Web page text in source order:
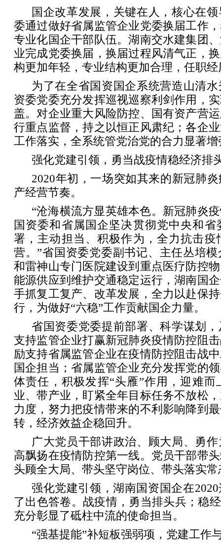
国企改革发展，关键在人，核心在
委通过做好省属监管企业党委换届工作
专业化国企干部队伍。湖南交水建集团
业完成党委换届，换届过程风清气正，
构更加年轻，专业结构更加合理，任职
为了在全省国资国企系统营造山清
资委党委充分发挥巡视巡察利剑作用，
盖。对企业重大风险防控、国有资产营
行重点监督，持之以恒正风肃纪；各企
工作落实，全系统管党治党的合力显著增
强化党建引领，勇当战疫情稳经济排
2020年初，一场突如其来的新冠肺
产经营节奏。
“沧海横流方显英雄本色。新冠肺炎
国资委和省属国企坚决贯彻党中央和
署，主动担当、积极作为，全力抗击疫
营。”省国资委党委副书记、主任丛培
和雷神山专门医院建设到重点医疗防控
能源供应到维护交通稳定运行，湖南国
手抓复工复产、改革发展，全力以赴保
行，为做好“六稳”工作贡献国企力量。
省国资委党委提前部署、科学谋划
支持监管企业打赢新冠肺炎疫情防控阻
励支持省属监管企业在疫情防控阻击战
国企担当；省属监管企业充分发挥党的
体责任，积极发挥“头雁”作用，迎难
业、带产业，盯紧全年目标任务不放松
力度，努力把疫情带来的不利影响降到
转，经济效益企稳回升。
广大党员干部讲政治、顾大局、勇
高飘扬在疫情防控第一线。党员干部带
头顾全大局、带头坚守岗位、带头落实
强化党建引领，湖南国资国企在
了出色答卷。战疫情，勇当排头兵；稳
充分彰显了砥柱中流的使命担当。
“强基提能”补短板强弱项，党建工作